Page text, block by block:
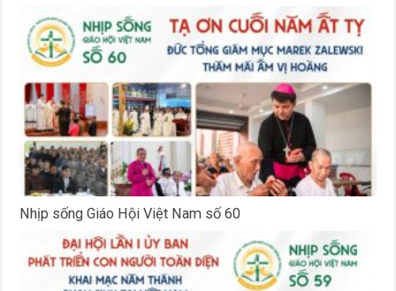
Nhịp sống Giáo Hội Việt Nam số 60